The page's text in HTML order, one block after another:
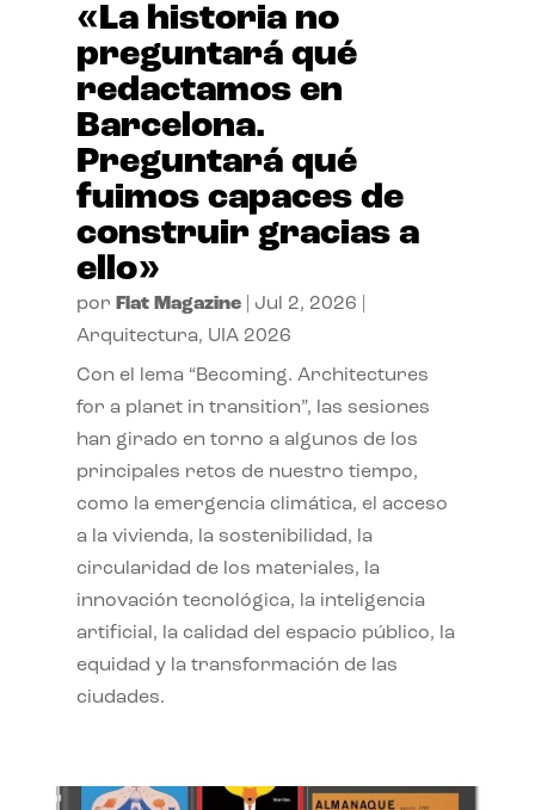
«La historia no
preguntará qué
redactamos en
Barcelona.
Preguntará qué
fuimos capaces de
construir gracias a
ello»
por Flat Magazine| Jul 2, 2026
Arquitectura, UIA 2026
Con el lema “Becoming. Architectures
for a planet in transition”, las sesiones
han girado en torno a algunos de los
principales retos de nuestro tiempo,
como la emergencia climática, el acceso
a la vivienda, la sostenibilidad, la
circularidad de los materiales, la
innovación tecnológica, la inteligencia
artificial, la calidad del espacio público, la
equidad y la transformación de las
ciudades.